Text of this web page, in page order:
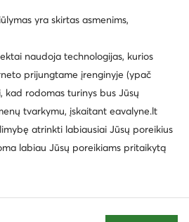
Balerinos · Juoda
yra skirtas asmenims,
naudoja technologijas, kurios
prijungtame įrenginyje (ypač
kad rodomas turinys bus Jūsų
tvarkymu, įskaitant eavalyne.lt
atrinkti labiausiai Jūsų poreikius
labiau Jūsų poreikiams pritaikytą